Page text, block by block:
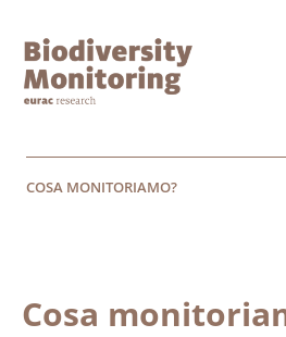
COSA MONITORIAMO?
Cosa